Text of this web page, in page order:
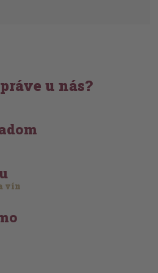
u nás?
vín